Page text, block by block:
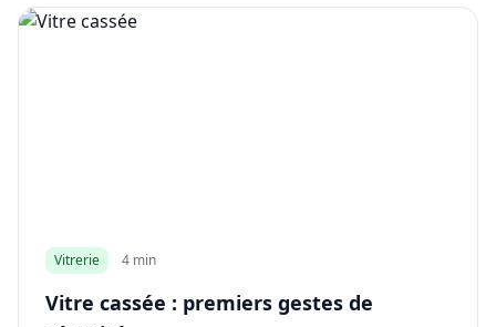
Vitrerie 4 min
Vitre cassée : premiers gestes de